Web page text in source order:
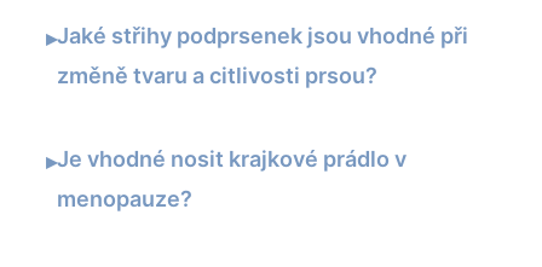
▸Jaké střihy podprsenek jsou vhodné při
změně tvaru a citlivosti prsou?
▸Je vhodné nosit krajkové prádlo v
menopauze?